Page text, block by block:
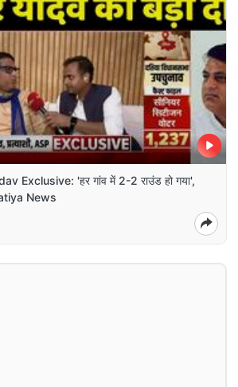
Exclusive: 'हर गांव में 2-2 राउंड हो गया',
News